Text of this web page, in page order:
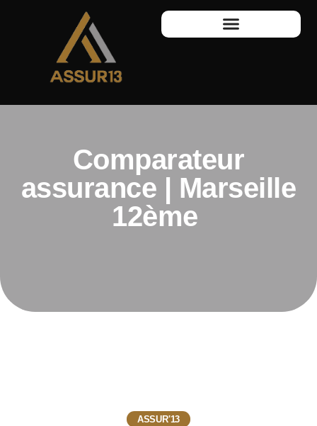
Comparateur
assurance | Marseille
12ème
ASSUR'13